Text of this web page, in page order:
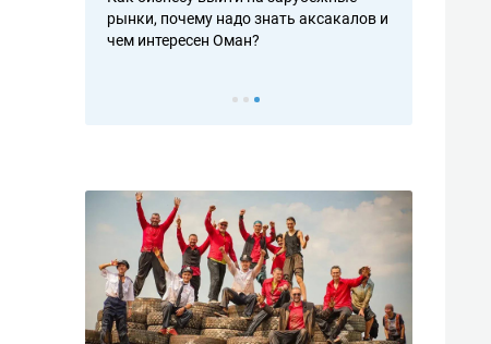
рынки, почему надо знать аксакалов и
чем интересен Оман?